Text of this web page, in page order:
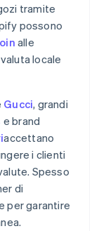
tramite
possono
alle
locale
Gucci, grandi
e brand
accettano
i clienti
Spesso
di
per garantire